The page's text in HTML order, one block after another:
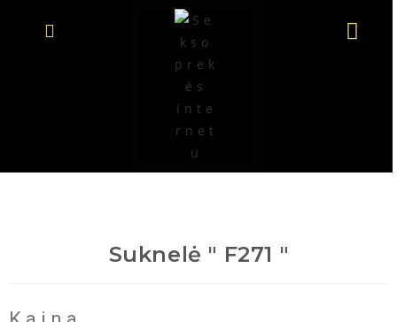
Suknelė " F271 "